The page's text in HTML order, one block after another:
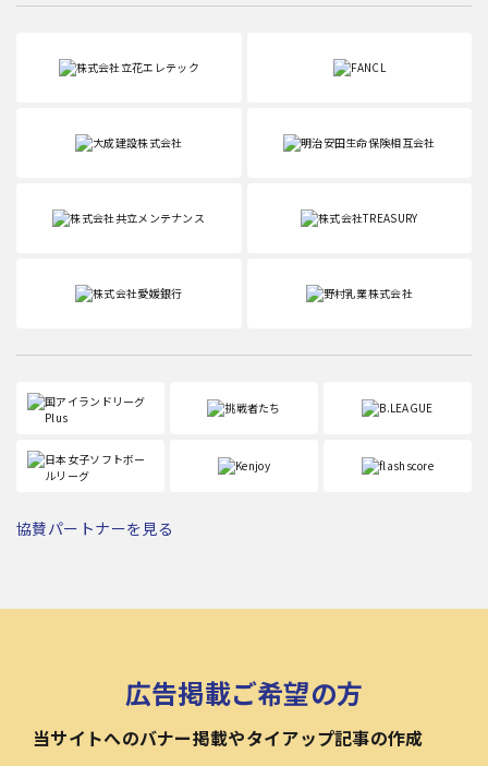
協賛パートナーを見る
広告掲載ご希望の方
当サイトへのバナー掲載やタイアップ記事の作成